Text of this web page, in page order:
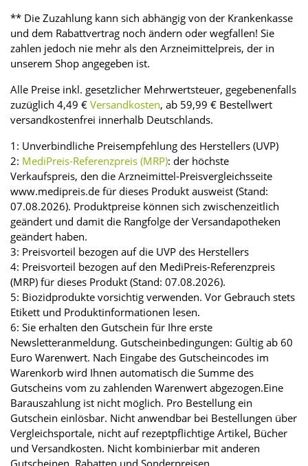
** Die Zuzahlung kann sich abhängig von der Krankenkasse
und dem Rabattvertrag noch ändern oder wegfallen! Sie
zahlen jedoch nie mehr als den Arzneimittelpreis, der in
unserem Shop angegeben ist.
Alle Preise inkl. gesetzlicher Mehrwertsteuer, gegebenenfalls
zuzüglich 4,49 € Versandkosten, ab 59,99 € Bestellwert
versandkostenfrei innerhalb Deutschlands.
1: Unverbindliche Preisempfehlung des Herstellers (UVP)
2: MediPreis-Referenzpreis (MRP): der höchste
Verkaufspreis, den die Arzneimittel-Preisvergleichsseite
www.medipreis.de für dieses Produkt ausweist (Stand:
07.08.2026). Produktpreise können sich zwischenzeitlich
geändert und damit die Rangfolge der Versandapotheken
geändert haben.
3: Preisvorteil bezogen auf die UVP des Herstellers
4: Preisvorteil bezogen auf den MediPreis-Referenzpreis
(MRP) für dieses Produkt (Stand: 07.08.2026).
5: Biozidprodukte vorsichtig verwenden. Vor Gebrauch stets
Etikett und Produktinformationen lesen.
6: Sie erhalten den Gutschein für Ihre erste
Newsletteranmeldung. Gutscheinbedingungen: Gültig ab 60
Euro Warenwert. Nach Eingabe des Gutscheincodes im
Warenkorb wird Ihnen automatisch die Summe des
Gutscheins vom zu zahlenden Warenwert abgezogen.Eine
Barauszahlung ist nicht möglich. Pro Bestellung ein
Gutschein einlösbar. Nicht anwendbar bei Bestellungen über
Vergleichsportale, nicht auf rezeptpflichtige Artikel, Bücher
und Versandkosten. Nicht kombinierbar mit anderen